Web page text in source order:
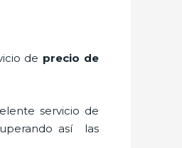
de precio de
servicio de
así las